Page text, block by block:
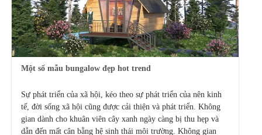
Một số mẫu bungalow đẹp hot trend
Sự phát triển của xã hội, kéo theo sự phát triển của nên kinh
tế, đời sống xã hội cũng được cải thiện và phát triển. Không
gian dành cho khuân viên cây xanh ngày càng bị thu hẹp và
dẫn đến mất cân bằng hệ sinh thái môi trường. Không gian